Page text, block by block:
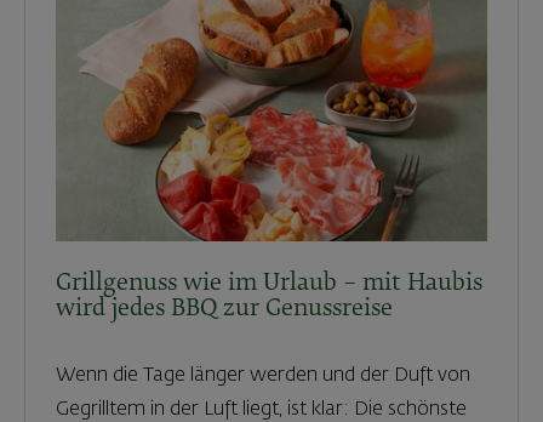
Grillgenuss wie im Urlaub – mit Haubis
wird jedes BBQ zur Genussreise
Wenn die Tage länger werden und der Duft von
Gegrilltem in der Luft liegt, ist klar: Die schönste